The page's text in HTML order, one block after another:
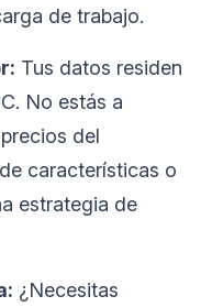
de trabajo.
Tus datos residen
No estás a
del
características o
estrategia de
¿Necesitas